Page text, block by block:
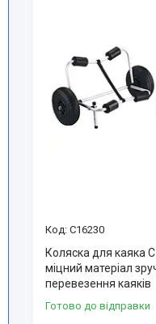
C16230
Коляска для каяка
міцний матеріал
перевезення каяків
Готово до відправки